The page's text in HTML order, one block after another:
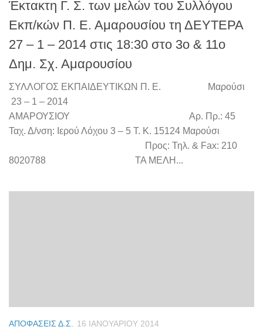
Έκτακτη Γ. Σ. των μελών του Συλλόγου
Εκπ/κών Π. Ε. Αμαρουσίου τη ΔΕΥΤΕΡΑ
27 – 1 – 2014 στις 18:30 στο 3ο & 11ο
Δημ. Σχ. Αμαρουσίου
ΣΥΛΛΟΓΟΣ ΕΚΠΑΙΔΕΥΤΙΚΩΝ Π. Ε. Μαρούσι
23 – 1 – 2014
ΑΜΑΡΟΥΣΙΟΥ Αρ. Πρ.: 45
Ταχ. Δ/νση: Ιερού Λόχου 3 – 5 Τ. Κ. 15124 Μαρούσι
Προς: Τηλ. & Fax: 210
8020788 ΤΑ ΜΕΛΗ...
ΑΠΟΦΆΣΕΙΣ Δ.Σ. 16 ΙΑΝΟΥΑΡΊΟΥ 2014